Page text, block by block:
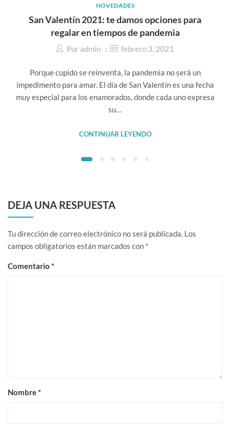
NOVEDADES
San Valentín 2021: te damos opciones para
regalar en tiempos de pandemia
Por admin febrero 3, 2021
Porque cupido se reinventa, la pandemia no será un
impedimento para amar. El día de San Valentín es una fecha
muy especial para los enamorados, donde cada uno expresa
su…
CONTINUAR LEYENDO
DEJA UNA RESPUESTA
Tu dirección de correo electrónico no será publicada. Los
campos obligatorios están marcados con *
Comentario *
Nombre*